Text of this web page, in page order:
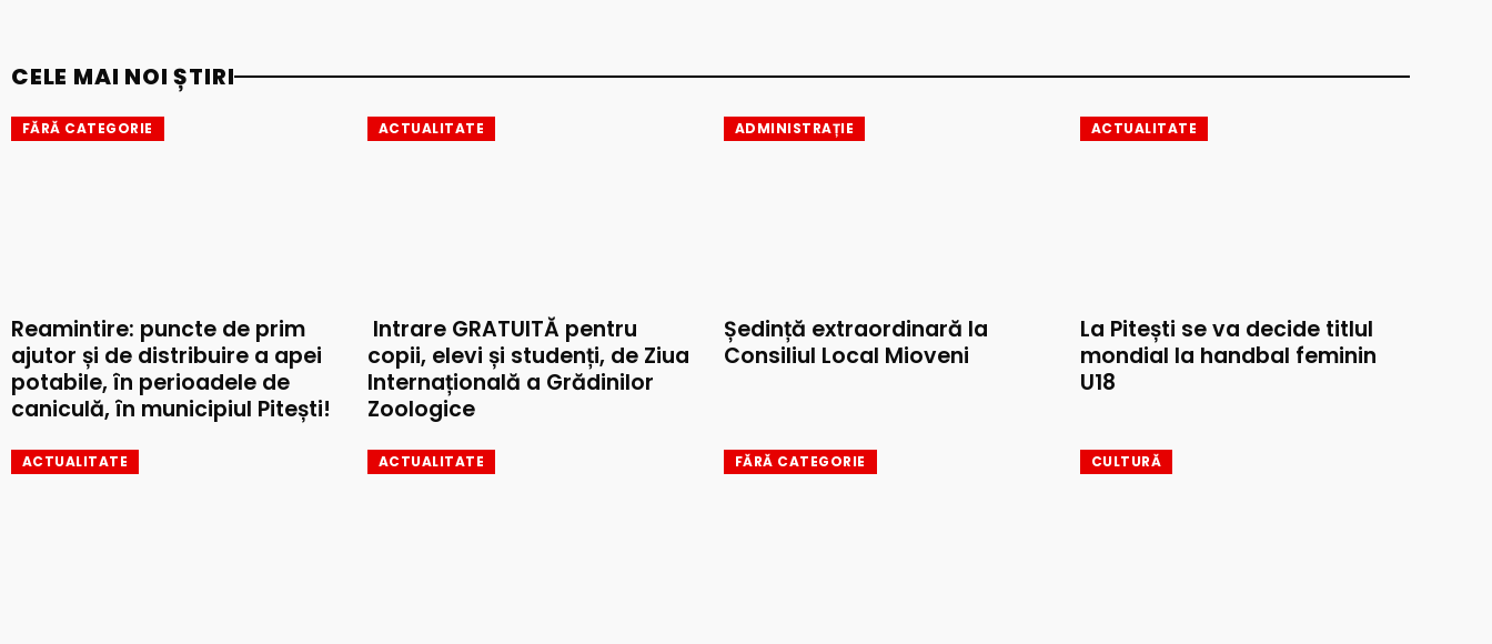
CELE MAI NOI ȘTIRI
FĂRĂ CATEGORIE
Reamintire: puncte de prim
ajutor și de distribuire a apei
potabile, în perioadele de
caniculă, în municipiul Pitești!
ACTUALITATE
Intrare GRATUITĂ pentru
copii, elevi și studenți, de Ziua
Internațională a Grădinilor
Zoologice
ADMINISTRAȚIE
Ședință extraordinară la
Consiliul Local Mioveni
ACTUALITATE
La Pitești se va decide titlul
mondial la handbal feminin
U18
ACTUALITATE ACTUALITATE FĂRĂ CATEGORIE CULTURĂ